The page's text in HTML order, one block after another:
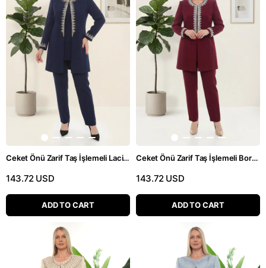
Ceket Önü Zarif Taş İşlemeli Lacivert Üçlü Pantolonlu Takım
143.72 USD
ADD TO CART
Ceket Önü Zarif Taş İşlemeli Bordo Üçlü Pantolonlu Takım
143.72 USD
ADD TO CART